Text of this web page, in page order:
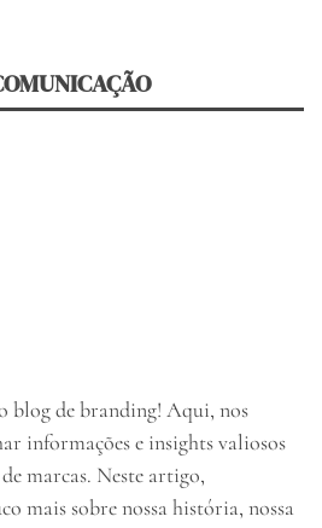
blog de branding! Aqui, nos
informações e insights valiosos
marcas. Neste artigo,
mais sobre nossa história, nossa